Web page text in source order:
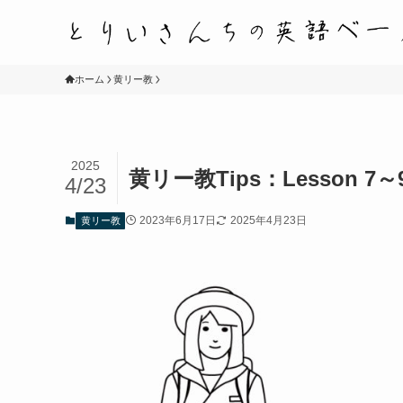
ホーム 黄リー教
黄リー教Tips：Lesson 7～
2025
4/23
黄リー教 2023年6月17日 2025年4月23日